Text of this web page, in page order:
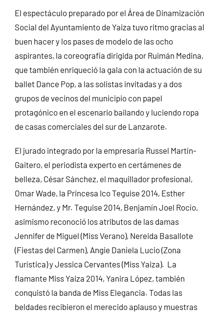
El espectáculo preparado por el Área de Dinamización
Social del Ayuntamiento de Yaiza tuvo ritmo gracias al
buen hacer y los pases de modelo de las ocho
aspirantes, la coreografía dirigida por Ruimán Medina,
que también enriqueció la gala con la actuación de su
ballet Dance Pop, a las solistas invitadas y a dos
grupos de vecinos del municipio con papel
protagónico en el escenario bailando y luciendo ropa
de casas comerciales del sur de Lanzarote.
El jurado integrado por la empresaria Russel Martín-
Gaitero, el periodista experto en certámenes de
belleza, César Sánchez, el maquillador profesional,
Omar Wade, la Princesa Ico Teguise 2014, Esther
Hernández, y Mr. Teguise 2014, Benjamín Joel Rocío,
asimismo reconoció los atributos de las damas
Jennifer de Miguel (Miss Verano), Nereida Basallote
(Fiestas del Carmen), Angie Daniela Lucio (Zona
Turística) y Jessica Cervantes (Miss Yaiza). La
flamante Miss Yaiza 2014, Yanira López, también
conquistó la banda de Miss Elegancia. Todas las
beldades recibieron el merecido aplauso y muestras